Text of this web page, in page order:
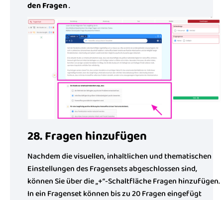
den Fragen.
28. Fragen hinzufügen
Nachdem die visuellen, inhaltlichen und thematischen
Einstellungen des Fragensets abgeschlossen sind,
können Sie über die „+“-Schaltfläche Fragen hinzufügen.
In ein Fragenset können bis zu 20 Fragen eingefügt